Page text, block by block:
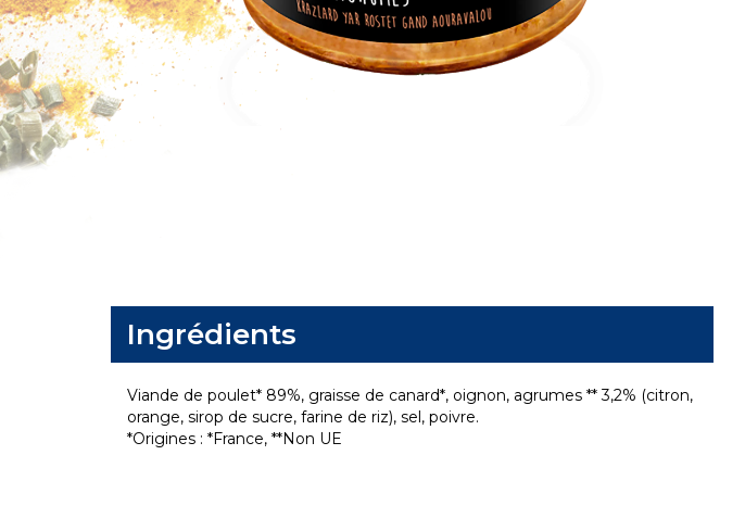
Ingrédients
Viande de poulet* 89%, graisse de canard*, oignon, agrumes ** 3,2% (citron,
orange, sirop de sucre, farine de riz), sel, poivre.
*Origines : *France, **Non UE